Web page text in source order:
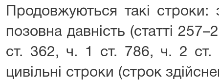
Продовжуються такі строки:
позовна давність (статті
ст. 362, ч. 1 ст. 786, ч. 2 ст.
цивільні строки (строк